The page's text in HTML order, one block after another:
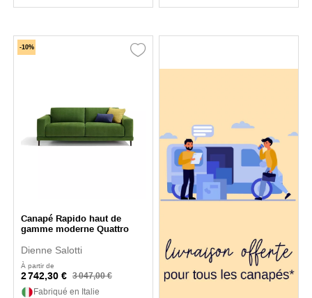
-10%
Canapé Rapido haut de
gamme moderne Quattro
Dienne Salotti
À partir de
2 742,30 € 3 047,00 €
Fabriqué en Italie